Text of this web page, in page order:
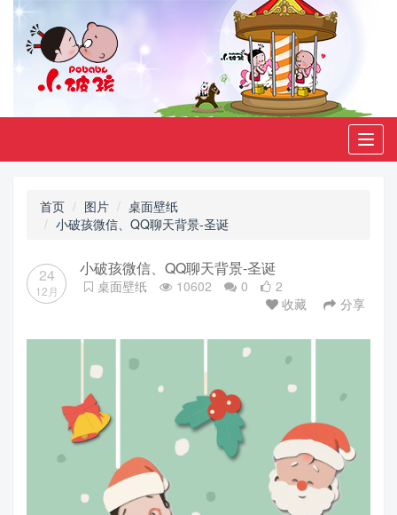
首页 图片
桌面壁纸
小破孩微信、QQ聊天背景-圣诞
24
12月
小破孩微信、QQ聊天背景-圣诞
桌面壁纸 10602 0
2
收藏
分享